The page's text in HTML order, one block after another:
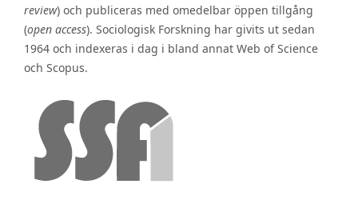
review) och publiceras med omedelbar öppen tillgång
(open access). Sociologisk Forskning har givits ut sedan
1964 och indexeras i dag i bland annat Web of Science
och Scopus.